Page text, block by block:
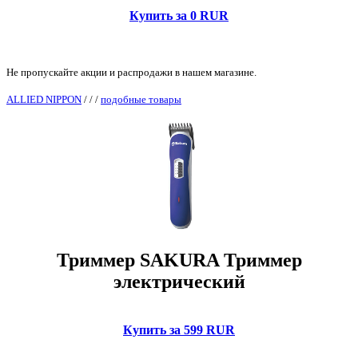
Купить за 0 RUR
Не пропускайте акции и распродажи в нашем магазине.
ALLIED NIPPON / / / подобные товары
Триммер SAKURA Триммер
электрический
Купить за 599 RUR